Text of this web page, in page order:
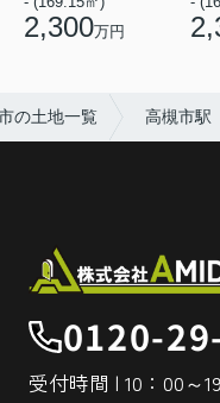
2,300万円
の土地一覧 高槻市駅
0120-
受付時間 | 10：00～